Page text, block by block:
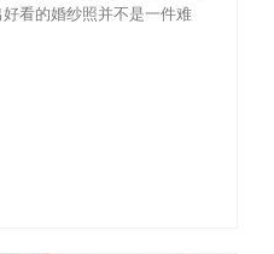
看的婚纱照并不是一件难